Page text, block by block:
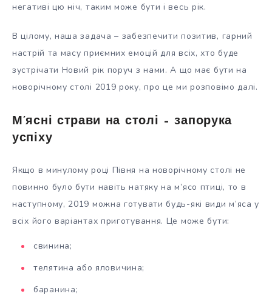
негативі цю ніч, таким може бути і весь рік.
В цілому, наша задача – забезпечити позитив, гарний
настрій та масу приємних емоцій для всіх, хто буде
зустрічати Новий рік поруч з нами. А що має бути на
новорічному столі 2019 року, про це ми розповімо далі.
М’ясні страви на столі – запорука
успіху
Якщо в минулому році Півня на новорічному столі не
повинно було бути навіть натяку на м’ясо птиці, то в
наступному, 2019 можна готувати будь-які види м’яса у
всіх його варіантах приготування. Це може бути:
свинина;
телятина або яловичина;
баранина;